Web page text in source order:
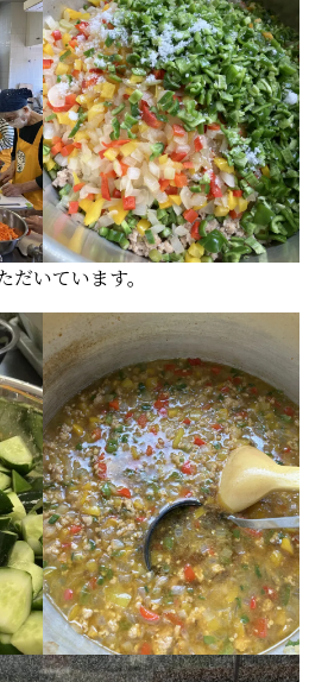
いています。